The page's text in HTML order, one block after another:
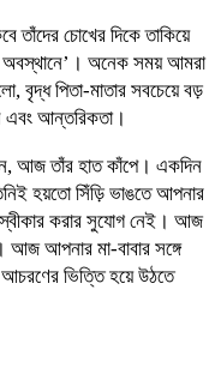
তাঁদের চোখের দিকে তাকিয়ে
অনেক সময় আমরা
বৃদ্ধ পিতা-মাতার সবচেয়ে বড়
এবং আন্তরিকতা।
আজ তাঁর হাত কাঁপে। একদিন
হয়তো সিঁড়ি ভাঙতে আপনার
করার সুযোগ নেই। আজ
আজ আপনার মা-বাবার সঙ্গে
ভিত্তি হয়ে উঠতে